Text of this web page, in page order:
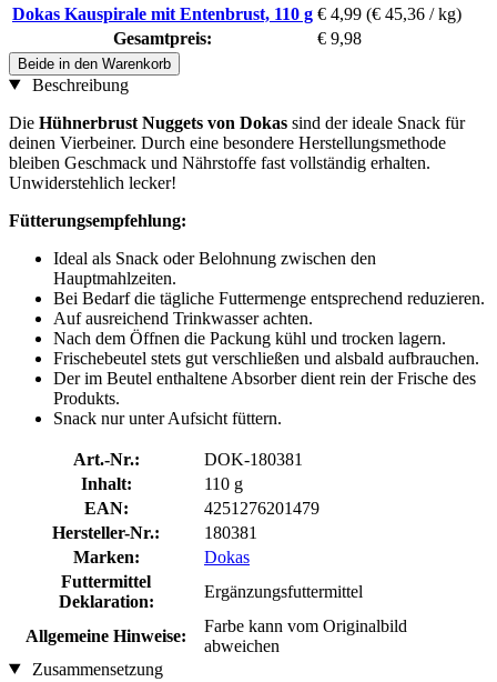
Dokas Kauspirale mit Entenbrust, 110 g € 4,99 (€ 45,36 / kg)
Gesamtpreis:
€ 9,98
Beide in den Warenkorb
Beschreibung
Die Hühnerbrust Nuggets von Dokas sind der ideale Snack für
deinen Vierbeiner. Durch eine besondere Herstellungsmethode
bleiben Geschmack und Nährstoffe fast vollständig erhalten.
Unwiderstehlich lecker!
Fütterungsempfehlung:
Ideal als Snack oder Belohnung zwischen den
Hauptmahlzeiten.
Bei Bedarf die tägliche Futtermenge entsprechend reduzieren.
Auf ausreichend Trinkwasser achten.
Nach dem Öffnen die Packung kühl und trocken lagern.
Frischebeutel stets gut verschließen und alsbald aufbrauchen.
Der im Beutel enthaltene Absorber dient rein der Frische des
Produkts.
Snack nur unter Aufsicht füttern.
Art.-Nr.:
DOK-180381
Inhalt:
110 g
EAN:
4251276201479
Hersteller-Nr.:
180381
Marken:
Dokas
Futtermittel
Deklaration:
Ergänzungsfuttermittel
Allgemeine Hinweise:
Farbe kann vom Originalbild
abweichen
Zusammensetzung